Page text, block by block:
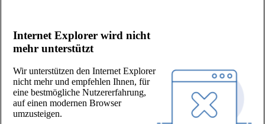
Internet Explorer wird nicht
mehr unterstützt
Wir unterstützen den Internet Explorer
nicht mehr und empfehlen Ihnen, für
eine bestmögliche Nutzererfahrung,
auf einen modernen Browser
umzusteigen.
Kontakt
+49 (30) 2639 258 90
hello@jointhepool.de
@thepool.chefscompanion
Shop